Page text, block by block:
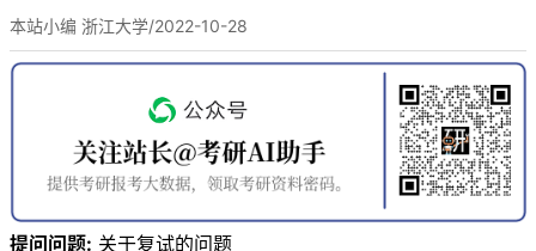
本站小编 浙江大学/2022-10-28
提问问题: 关于复试的问题